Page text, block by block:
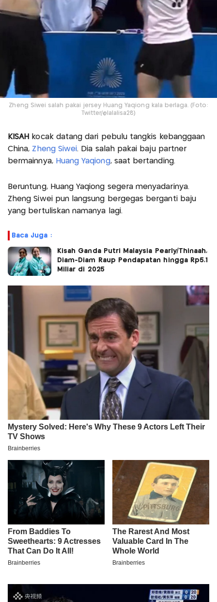
Zheng Siwei salah pakai jersey Huang Yaqiong kala berlaga. (Foto:
Twitter/@lalalisa28)
KISAH
kocak datang dari pebulu tangkis kebanggaan
China, Zheng Siwei. Dia salah pakai baju partner
bermainnya, Huang Yaqiong, saat bertanding.
Beruntung, Huang Yaqiong segera menyadarinya.
Zheng Siwei pun langsung bergegas berganti baju
yang bertuliskan namanya lagi.
Baca Juga :
Kisah Ganda Putri Malaysia Pearly/Thinaah,
Diam-Diam Raup Pendapatan hingga Rp5,1
Miliar di 2025